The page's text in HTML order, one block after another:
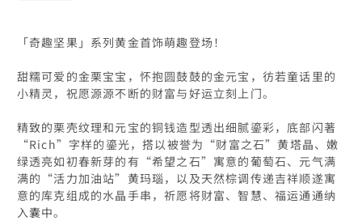
「奇趣坚果」系列黄金首饰萌趣登场！
甜糯可爱的金栗宝宝，怀抱圆鼓鼓的金元宝，彷若童话里的
小精灵，祝愿源源不断的财富与好运立刻上门。
精致的栗壳纹理和元宝的铜钱造型透出细腻鎏彩，底部闪著
“Rich”字样的鎏光，搭以被誉为“财富之石”黄塔晶、嫩
绿透亮如初春新芽的有“希望之石”寓意的葡萄石、元气满
满的“活力加油站”黄玛瑙，以及天然棕调传递吉祥顺遂寓
意的库克组成的水晶手串，祈愿将财富、智慧、福运通通纳
入囊中。